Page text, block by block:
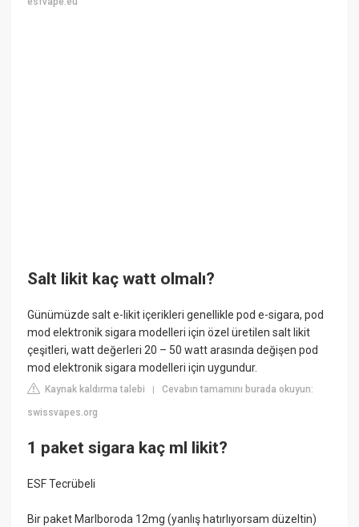
Salt likit kaç watt olmalı?
Günümüzde salt e-likit içerikleri genellikle pod e-sigara, pod
mod elektronik sigara modelleri için özel üretilen salt likit
çeşitleri, watt değerleri 20 – 50 watt arasında değişen pod
mod elektronik sigara modelleri için uygundur.
Kaynak kaldırma talebi |Cevabın tamamını burada okuyun:
swissvapes.org
1 paket sigara kaç ml likit?
ESF Tecrübeli
Bir paket Marlboroda 12mg (yanlış hatırlıyorsam düzeltin)